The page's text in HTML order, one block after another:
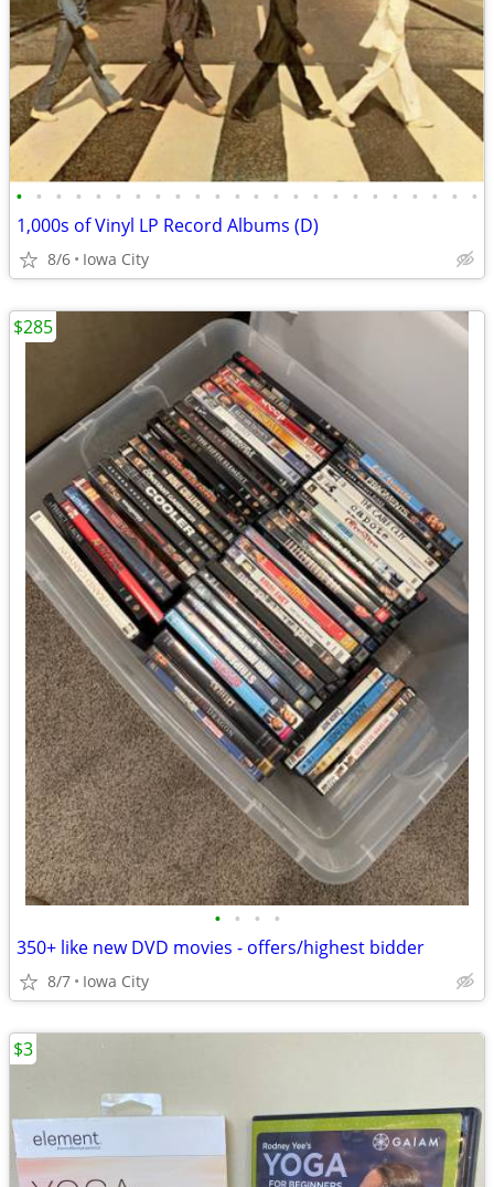
• • • • • • • • • • • • • • • • • • • • • • • •
1,000s of Vinyl LP Record Albums (D)
8/6 Iowa City
• • • •
350+ like new DVD movies - offers/highest bidder
8/7 Iowa City
$285
$3